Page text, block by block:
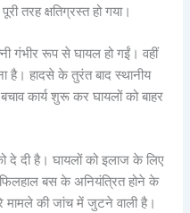
तरह क्षतिग्रस्त हो गया।
गंभीर रूप से घायल हो गईं। वहीं
है। हादसे के तुरंत बाद स्थानीय
कार्य शुरू कर घायलों को बाहर
दे दी है। घायलों को इलाज के लिए
बस के अनियंत्रित होने के
मामले की जांच में जुटने वाली है।